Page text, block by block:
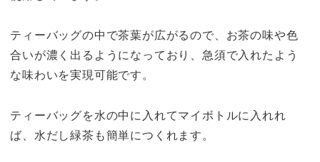
ティーバッグの中で茶葉が広がるので、お茶の味や色
合いが濃く出るようになっており、急須で入れたよう
な味わいを実現可能です。
ティーバッグを水の中に入れてマイボトルに入れれ
ば、水だし緑茶も簡単につくれます。